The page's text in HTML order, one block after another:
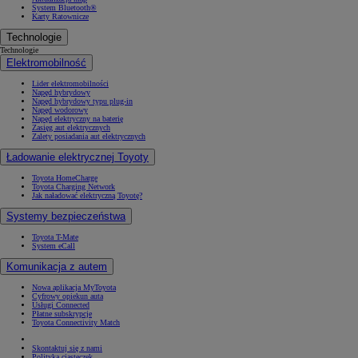
System Bluetooth®
Karty Ratownicze
Technologie
Technologie
Elektromobilność
Lider elektromobilności
Napęd hybrydowy
Napęd hybrydowy typu plug-in
Napęd wodorowy
Napęd elektryczny na baterię
Zasięg aut elektrycznych
Zalety posiadania aut elektrycznych
Ładowanie elektrycznej Toyoty
Toyota HomeCharge
Toyota Charging Network
Jak naładować elektryczną Toyotę?
Systemy bezpieczeństwa
Toyota T-Mate
System eCall
Komunikacja z autem
Nowa aplikacja MyToyota
Cyfrowy opiekun auta
Usługi Connected
Płatne subskrypcje
Toyota Connectivity Match
Skontaktuj się z nami